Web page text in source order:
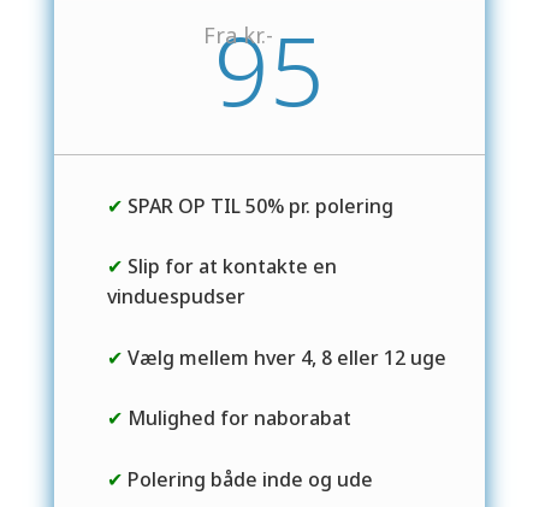
Fra kr.-
95
✔ SPAR OP TIL 50% pr. polering
✔ Slip for at kontakte en
vinduespudser
✔ Vælg mellem hver 4, 8 eller 12 uge
✔ Mulighed for naborabat
✔ Polering både inde og ude